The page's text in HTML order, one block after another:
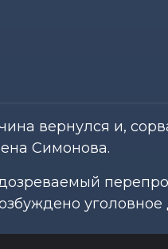
вернулся и,
Симонова.
уголовное